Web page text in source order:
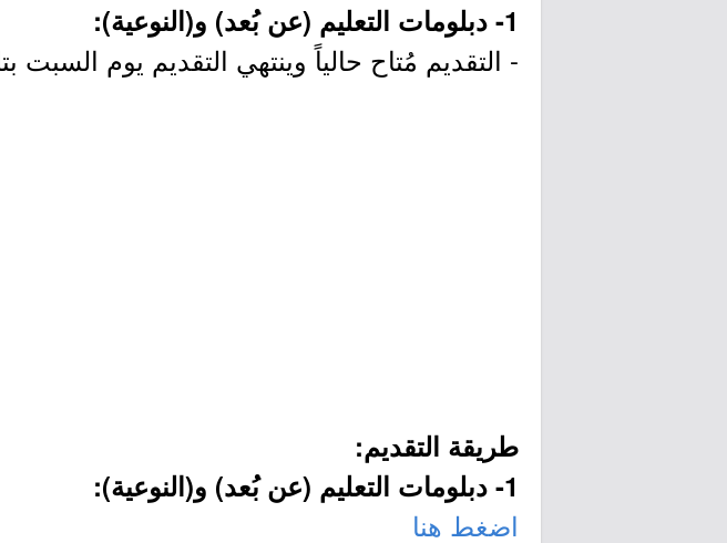
1- دبلومات التعليم (عن بُعد) و(النوعية):
- التقديم مُتاح حالياً وينتهي التقديم يوم السبت بتاريخ 1443/01/13هـ الموافق
طريقة التقديم:
1- دبلومات التعليم (عن بُعد) و(النوعية):
اضغط هنا